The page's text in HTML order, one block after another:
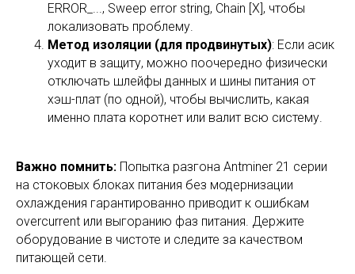
ERROR_..., Sweep error string, Chain [X], чтобы
локализовать проблему.
Метод изоляции (для продвинутых): Если асик
уходит в защиту, можно поочередно физически
отключать шлейфы данных и шины питания от
хэш-плат (по одной), чтобы вычислить, какая
именно плата коротнет или валит всю систему.
Важно помнить: Попытка разгона Antminer 21 серии
на стоковых блоках питания без модернизации
охлаждения гарантированно приводит к ошибкам
overcurrent или выгоранию фаз питания. Держите
оборудование в чистоте и следите за качеством
питающей сети.